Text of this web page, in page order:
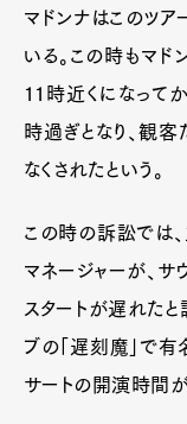
マドンナはこのツ
いる。この時もマ
11時近くになって
時過ぎとなり、観
なくされたという。
この時の訴訟では、
マネージャーが、サ
スタートが遅れたと
ブの「遅刻魔」で有
サートの開演時間